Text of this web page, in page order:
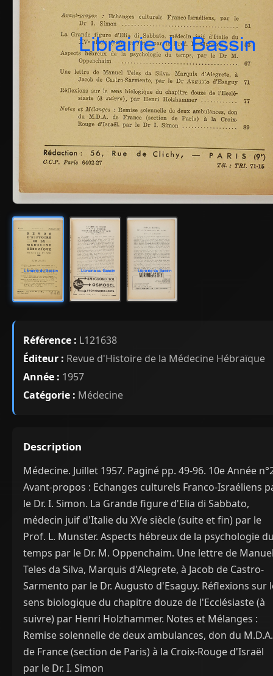
Référence : L121638
Éditeur : Revue d'Histoire de la Médecine Hébraïque
Année : 1957
Catégorie : Médecine
Description
Médecine. Juillet 1957. Paginé pp. 49-96. 10e Année
Avant-propos : Echanges culturels Franco-Israéliens
le Dr. I. Simon. La Grande figure d'Elia di Sabbato,
médecin juif d'Italie du XVe siècle (suite et fin) par le
Prof. L. Munster. Aspects hébreux de la psychologie
temps par le Dr. M. Oppenchaim. Une lettre de
Teles da Silva, Marquis d'Alegrete, à Jacob de Castro-
Sarmento par le Dr. Augusto d'Esaguy. Réflexions sur
sens biologique du chapitre douze de l'Ecclésiaste (à
suivre) par Henri Holzhammer. Notes et Mélanges :
Remise solennelle de deux ambulances, don du M.D.A.
de France (section de Paris) à la Croix-Rouge d'Israël
par le Dr. I. Simon